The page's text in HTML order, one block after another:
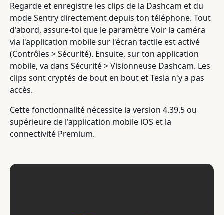
Regarde et enregistre les clips de la Dashcam et du
mode Sentry directement depuis ton téléphone. Tout
d'abord, assure-toi que le paramètre Voir la caméra
via l'application mobile sur l'écran tactile est activé
(Contrôles > Sécurité). Ensuite, sur ton application
mobile, va dans Sécurité > Visionneuse Dashcam. Les
clips sont cryptés de bout en bout et Tesla n'y a pas
accès.
Cette fonctionnalité nécessite la version 4.39.5 ou
supérieure de l'application mobile iOS et la
connectivité Premium.